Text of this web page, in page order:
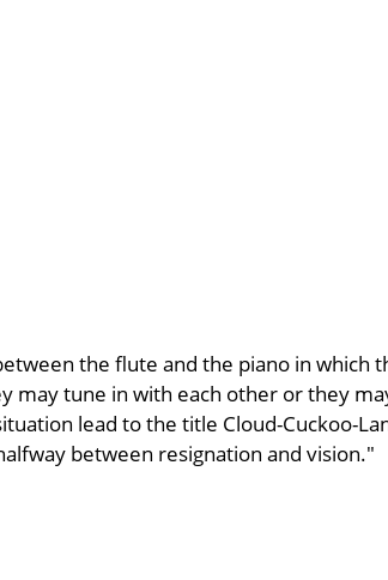
the flute and the piano in
may tune in with each other or they
lead to the title Cloud-Cuckoo-
between resignation and vision."